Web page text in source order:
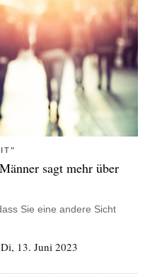
sagt mehr über
Sie eine andere Sicht
Di, 13. Juni 2023